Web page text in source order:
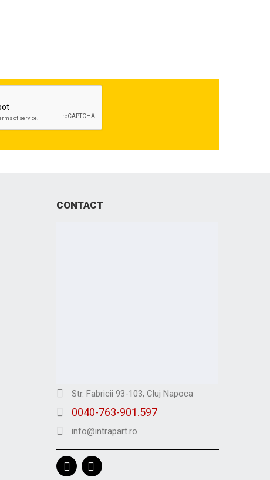
CONTACT
Str. Fabricii 93-103, Cluj Napoca
0040-763-901.597
info@intrapart.ro